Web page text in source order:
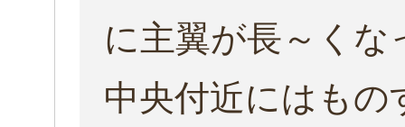
に主翼が長～く
中央付近にはもの